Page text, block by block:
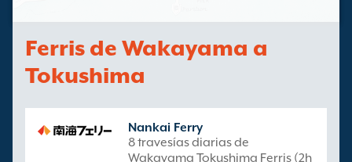
Ferris de Wakayama a
Tokushima
Nankai Ferry
8 travesías diarias de
Wakayama Tokushima Ferris (2h